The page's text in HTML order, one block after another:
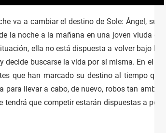
va a cambiar el destino de Sole: Ángel, su
la noche a la mañana en una joven viuda
ella no está dispuesta a volver bajo la
buscarse la vida por sí misma. En el
que han marcado su destino al tiempo que
llevar a cabo, de nuevo, robos tan
que competir estarán dispuestas a